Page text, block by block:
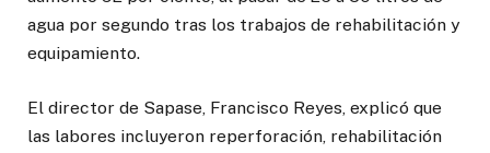
agua por segundo tras los trabajos de rehabilitación y
equipamiento.
El director de Sapase, Francisco Reyes, explicó que
las labores incluyeron reperforación, rehabilitación